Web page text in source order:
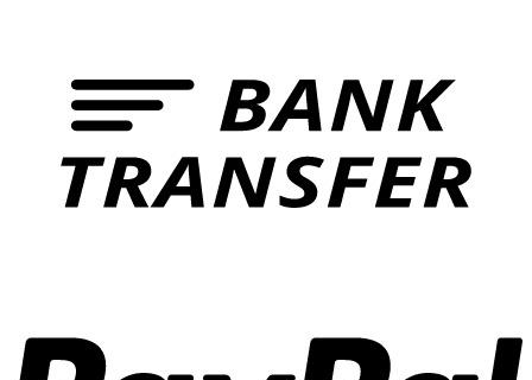
Chuẩn
Đến
Size
BAO
GIỜ
hoa
nhí
duyên
mùa
hè